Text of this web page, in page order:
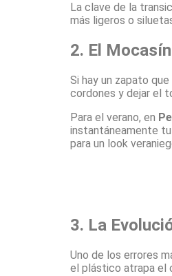
La clave de la
más ligeros o
2. El
Si hay un zapato
cordones y dejar el
Para el verano, en
instantáneamente
para un look
3. La
Uno de los errores
el plástico atrapa el